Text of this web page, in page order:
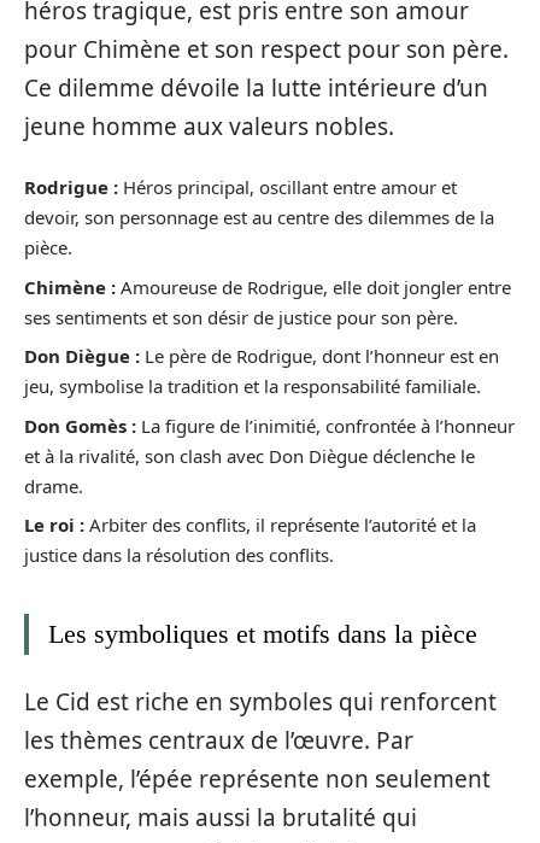
héros tragique, est pris entre son amour
pour Chimène et son respect pour son père.
Ce dilemme dévoile la lutte intérieure d’un
jeune homme aux valeurs nobles.
Rodrigue : Héros principal, oscillant entre amour et
devoir, son personnage est au centre des dilemmes de la
pièce.
Chimène : Amoureuse de Rodrigue, elle doit jongler entre
ses sentiments et son désir de justice pour son père.
Don Diègue : Le père de Rodrigue, dont l’honneur est en
jeu, symbolise la tradition et la responsabilité familiale.
Don Gomès : La figure de l’inimitié, confrontée à l’honneur
et à la rivalité, son clash avec Don Diègue déclenche le
drame.
Le roi : Arbiter des conflits, il représente l’autorité et la
justice dans la résolution des conflits.
Les symboliques et motifs dans la pièce
Le Cid est riche en symboles qui renforcent
les thèmes centraux de l’œuvre. Par
exemple, l’épée représente non seulement
l’honneur, mais aussi la brutalité qui